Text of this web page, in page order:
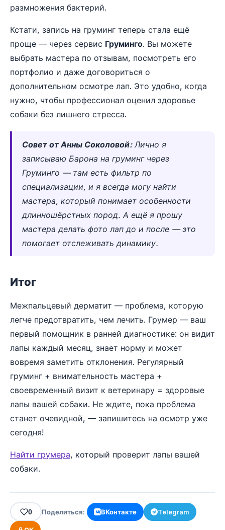
размножения бактерий.
Кстати, запись на груминг теперь стала ещё
проще — через сервис Груминго. Вы можете
выбрать мастера по отзывам, посмотреть его
портфолио и даже договориться о
дополнительном осмотре лап. Это удобно, когда
нужно, чтобы профессионал оценил здоровье
собаки без лишнего стресса.
Совет от Анны Соколовой:Лично я
записываю Барона на груминг через
Груминго — там есть фильтр по
специализации, и я всегда могу найти
мастера, который понимает особенности
длинношёрстных пород. А ещё я прошу
мастера делать фото лап до и после — это
помогает отслеживать динамику.
Итог
Межпальцевый дерматит — проблема, которую
легче предотвратить, чем лечить. Грумер — ваш
первый помощник в ранней диагностике: он видит
лапы каждый месяц, знает норму и может
вовремя заметить отклонения. Регулярный
груминг + внимательность мастера +
своевременный визит к ветеринару = здоровые
лапы вашей собаки. Не ждите, пока проблема
станет очевидной, — запишитесь на осмотр уже
сегодня!
Найти грумера, который проверит лапы вашей
собаки.
0 Поделиться: ВКонтакте Telegram